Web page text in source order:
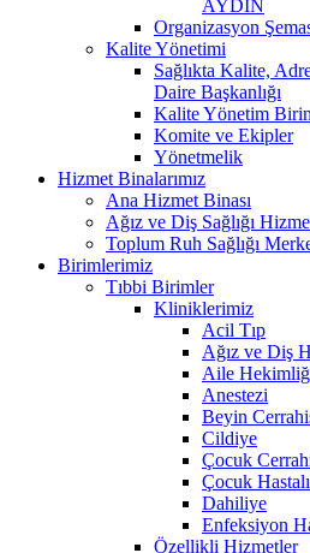
AYDIN
Organizasyon
Kalite Yönetimi
Sağlıkta Kalite,
Daire Başkanlığı
Kalite Yönetim
Komite ve Ekipler
Yönetmelik
Hizmet Binalarımız
Ana Hizmet Binası
Ağız ve Diş Sağlığı
Toplum Ruh Sağlığı
Birimlerimiz
Tıbbi Birimler
Kliniklerimiz
Acil Tıp
Ağız ve Diş
Aile
Anestezi
Beyin
Cildiye
Çocuk
Çocuk
Dahiliye
Enfeksiyon
Özellikli Hizmetler